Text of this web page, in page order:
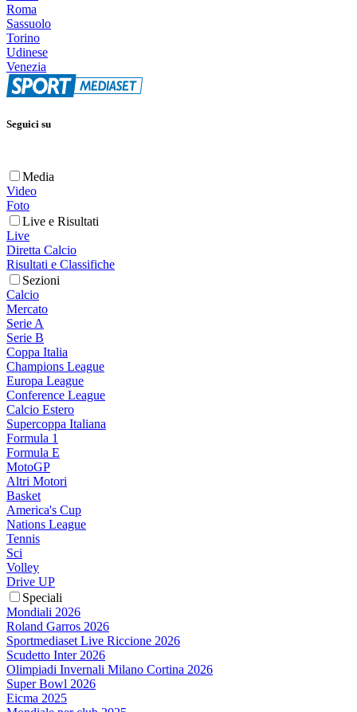
Roma
Sassuolo
Torino
Udinese
Venezia
Seguici su
Media
Video
Foto
Live e Risultati
Live
Diretta Calcio
Risultati e Classifiche
Sezioni
Calcio
Mercato
Serie A
Serie B
Coppa Italia
Champions League
Europa League
Conference League
Calcio Estero
Supercoppa Italiana
Formula 1
Formula E
MotoGP
Altri Motori
Basket
America's Cup
Nations League
Tennis
Sci
Volley
Drive UP
Speciali
Mondiali 2026
Roland Garros 2026
Sportmediaset Live Riccione 2026
Scudetto Inter 2026
Olimpiadi Invernali Milano Cortina 2026
Super Bowl 2026
Eicma 2025